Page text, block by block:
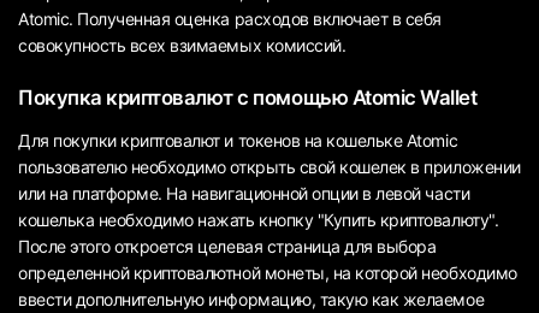
Atomic. Полученная оценка расходов включает в себя
совокупность всех взимаемых комиссий.
Покупка криптовалют с помощью Atomic Wallet
Для покупки криптовалют и токенов на кошельке Atomic
пользователю необходимо открыть свой кошелек в приложении
или на платформе. На навигационной опции в левой части
кошелька необходимо нажать кнопку "Купить криптовалюту".
После этого откроется целевая страница для выбора
определенной криптовалютной монеты, на которой необходимо
ввести дополнительную информацию, такую как желаемое